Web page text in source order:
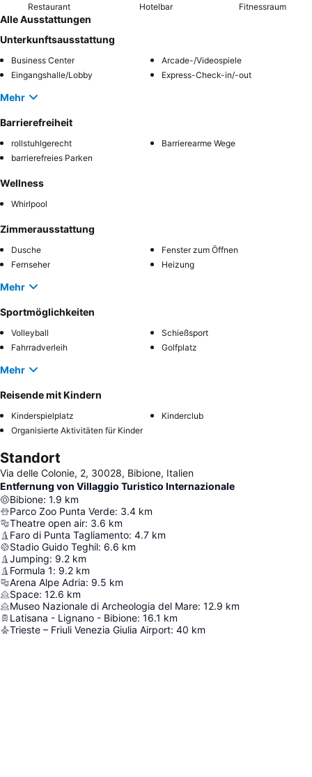
Restaurant Hotelbar Fitnessraum
Alle Ausstattungen
Unterkunftsausstattung
Business Center
Arcade-/Videospiele
Eingangshalle/Lobby
Express-Check-in/-out
Mehr
Barrierefreiheit
rollstuhlgerecht
Barrierearme Wege
barrierefreies Parken
Wellness
Whirlpool
Zimmerausstattung
Dusche
Fenster zum Öffnen
Fernseher
Heizung
Mehr
Sportmöglichkeiten
Volleyball
Schießsport
Fahrradverleih
Golfplatz
Mehr
Reisende mit Kindern
Kinderspielplatz
Kinderclub
Organisierte Aktivitäten für Kinder
Standort
Via delle Colonie, 2, 30028, Bibione, Italien
Entfernung von Villaggio Turistico Internazionale
Bibione: 1.9 km
Parco Zoo Punta Verde: 3.4 km
Theatre open air: 3.6 km
Faro di Punta Tagliamento: 4.7 km
Stadio Guido Teghil: 6.6 km
Jumping: 9.2 km
Formula 1: 9.2 km
Arena Alpe Adria: 9.5 km
Space: 12.6 km
Museo Nazionale di Archeologia del Mare: 12.9 km
Latisana - Lignano - Bibione: 16.1 km
Trieste – Friuli Venezia Giulia Airport: 40 km